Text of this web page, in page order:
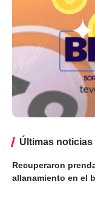
Últimas noticias
Recuperaron
allanamiento en el